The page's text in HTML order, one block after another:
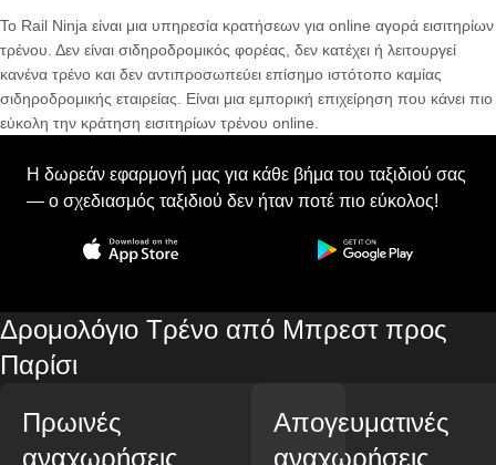
Το Rail Ninja είναι μια υπηρεσία κρατήσεων για online αγορά εισιτηρίων
τρένου. Δεν είναι σιδηροδρομικός φορέας, δεν κατέχει ή λειτουργεί
κανένα τρένο και δεν αντιπροσωπεύει επίσημο ιστότοπο καμίας
σιδηροδρομικής εταιρείας. Είναι μια εμπορική επιχείρηση που κάνει πιο
εύκολη την κράτηση εισιτηρίων τρένου online.
Η δωρεάν εφαρμογή μας για κάθε βήμα του ταξιδιού σας
— ο σχεδιασμός ταξιδιού δεν ήταν ποτέ πιο εύκολος!
Δρομολόγιο Τρένο από Μπρεστ προς
Παρίσι
Πρωινές
αναχωρήσεις
Απογευματινές
αναχωρήσεις